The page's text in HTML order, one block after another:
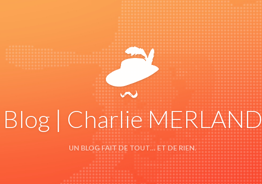
Blog | Charlie MERLAND
UN BLOG FAIT DE TOUT… ET DE RIEN.